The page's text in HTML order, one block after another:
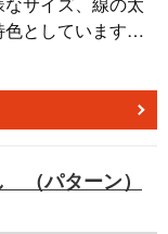
としています。
の使命やメッセ
具合や背景との調
ち着いた色合い
てご利用くださ
（パターン）